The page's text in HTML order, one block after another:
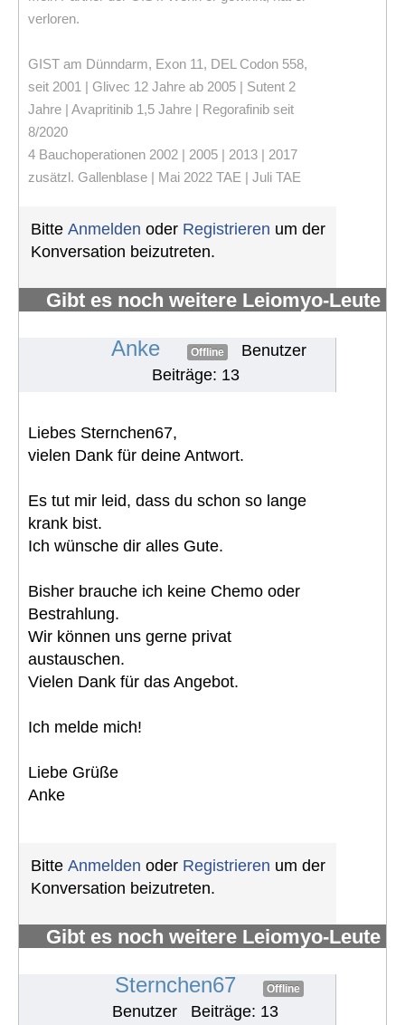
verloren.
GIST am Dünndarm, Exon 11, DEL Codon 558,
seit 2001 | Glivec 12 Jahre ab 2005 | Sutent 2
Jahre | Avapritinib 1,5 Jahre | Regorafinib seit
8/2020
4 Bauchoperationen 2002 | 2005 | 2013 | 2017
zusätzl. Gallenblase | Mai 2022 TAE | Juli TAE
Bitte Anmelden oder Registrieren um der
Konversation beizutreten.
Gibt es noch weitere Leiomyo-Leute
Anke Offline
Benutzer
Beiträge: 13
Liebes Sternchen67,
vielen Dank für deine Antwort.
Es tut mir leid, dass du schon so lange
krank bist.
Ich wünsche dir alles Gute.
Bisher brauche ich keine Chemo oder
Bestrahlung.
Wir können uns gerne privat
austauschen.
Vielen Dank für das Angebot.
Ich melde mich!
Liebe Grüße
Anke
Bitte Anmelden oder Registrieren um der
Konversation beizutreten.
Gibt es noch weitere Leiomyo-Leute
Sternchen67 Offline
Benutzer Beiträge: 13